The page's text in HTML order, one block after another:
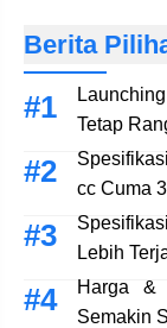
Berita
Tetap
cc Cuma
Lebih
Harga &
Semakin